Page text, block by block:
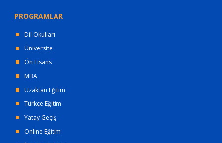
PROGRAMLAR
Dil Okulları
Üniversite
Ön Lisans
MBA
Uzaktan Eğitim
Türkçe Eğitim
Yatay Geçiş
Online Eğitim